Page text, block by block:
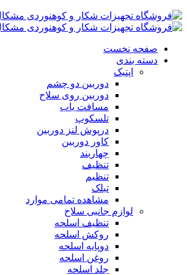
صفحه نخست
دسته بندی
اپتیک
دوربین دو چشم
دوربین روی سلاح
مسافت یاب
تلسکوپ
درپوش لنز دوربین
کاور دوربین
چهاربند
تنظیف
تنظیم
تبلک
مشاهده تمامی موارد
لوازم جانبی سلاح
تنظیف اسلحه
روکش اسلحه
دوپایه اسلحه
روغن اسلحه
جلد اسلحه